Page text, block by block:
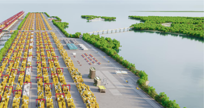
Bình luận
Hậu trường sao
360 độ thể thao
Sản phẩm mới
AI
Video
Thời sự